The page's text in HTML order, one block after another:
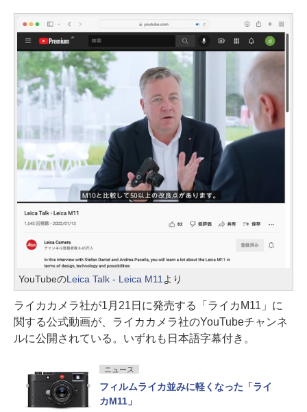
YouTubeのLeica Talk - Leica M11より
ライカカメラ社が1月21日に発売する「ライカM11」に
関する公式動画が、ライカカメラ社のYouTubeチャンネ
ルに公開されている。いずれも日本語字幕付き。
ニュース
フィルムライカ並みに軽くなった「ライ
カM11」